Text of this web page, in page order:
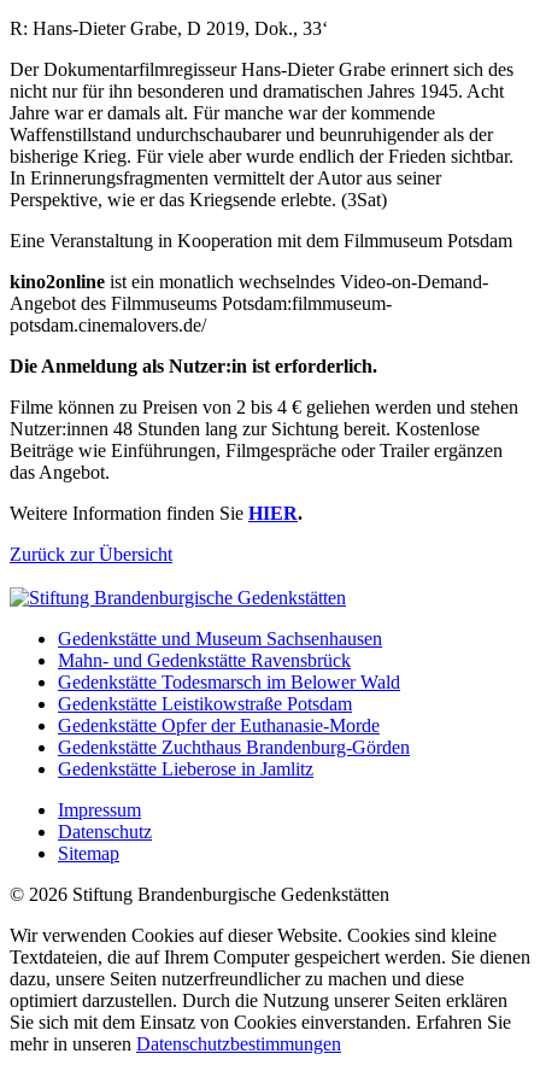
R: Hans-Dieter Grabe, D 2019, Dok., 33‘
Der Dokumentarfilmregisseur Hans-Dieter Grabe erinnert sich des
nicht nur für ihn besonderen und dramatischen Jahres 1945. Acht
Jahre war er damals alt. Für manche war der kommende
Waffenstillstand undurchschaubarer und beunruhigender als der
bisherige Krieg. Für viele aber wurde endlich der Frieden sichtbar.
In Erinnerungsfragmenten vermittelt der Autor aus seiner
Perspektive, wie er das Kriegsende erlebte. (3Sat)
Eine Veranstaltung in Kooperation mit dem Filmmuseum Potsdam
kino2online ist ein monatlich wechselndes Video-on-Demand-
Angebot des Filmmuseums Potsdam:filmmuseum-
potsdam.cinemalovers.de/
Die Anmeldung als Nutzer:in ist erforderlich.
Filme können zu Preisen von 2 bis 4 € geliehen werden und stehen
Nutzer:innen 48 Stunden lang zur Sichtung bereit. Kostenlose
Beiträge wie Einführungen, Filmgespräche oder Trailer ergänzen
das Angebot.
Weitere Information finden Sie HIER.
Zurück zur Übersicht
Gedenkstätte und Museum Sachsenhausen
Mahn- und Gedenkstätte Ravensbrück
Gedenkstätte Todesmarsch im Belower Wald
Gedenkstätte Leistikowstraße Potsdam
Gedenkstätte Opfer der Euthanasie-Morde
Gedenkstätte Zuchthaus Brandenburg-Görden
Gedenkstätte Lieberose in Jamlitz
Impressum
Datenschutz
Sitemap
© 2026 Stiftung Brandenburgische Gedenkstätten
Wir verwenden Cookies auf dieser Website. Cookies sind kleine
Textdateien, die auf Ihrem Computer gespeichert werden. Sie dienen
dazu, unsere Seiten nutzerfreundlicher zu machen und diese
optimiert darzustellen. Durch die Nutzung unserer Seiten erklären
Sie sich mit dem Einsatz von Cookies einverstanden. Erfahren Sie
mehr in unseren Datenschutzbestimmungen